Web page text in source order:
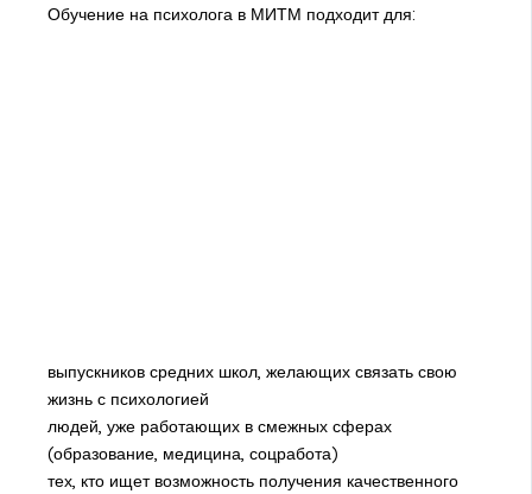
Обучение на психолога в МИТМ подходит для:
выпускников средних школ, желающих связать свою
жизнь с психологией
людей, уже работающих в смежных сферах
(образование, медицина, соцработа)
тех, кто ищет возможность получения качественного